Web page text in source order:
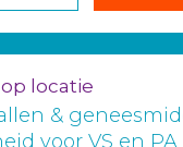
locatie
&
voor VS en PA